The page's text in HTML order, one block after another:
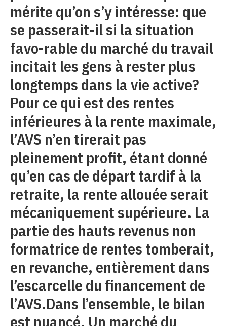
mérite qu’on s’y intéresse: que
se passerait-il si la situation
favo-rable du marché du travail
incitait les gens à rester plus
longtemps dans la vie active?
Pour ce qui est des rentes
inférieures à la rente maximale,
l’AVS n’en tirerait pas
pleinement profit, étant donné
qu’en cas de départ tardif à la
retraite, la rente allouée serait
mécaniquement supérieure. La
partie des hauts revenus non
formatrice de rentes tomberait,
en revanche, entièrement dans
l’escarcelle du financement de
l’AVS.Dans l’ensemble, le bilan
est nuancé. Un marché du